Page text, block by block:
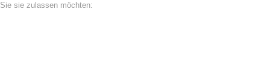
Sie sie zulassen möchten: